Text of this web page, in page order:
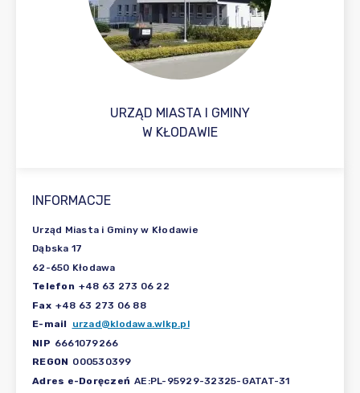
URZĄD MIASTA I GMINY
W KŁODAWIE
INFORMACJE
Urząd Miasta i Gminy w Kłodawie
Dąbska 17
62-650 Kłodawa
Telefon +48 63 273 06 22
Fax +48 63 273 06 88
E-mail
urzad@klodawa.wlkp.pl
NIP 6661079266
REGON 000530399
Adres e-Doręczeń AE:PL-95929-32325-GATAT-31